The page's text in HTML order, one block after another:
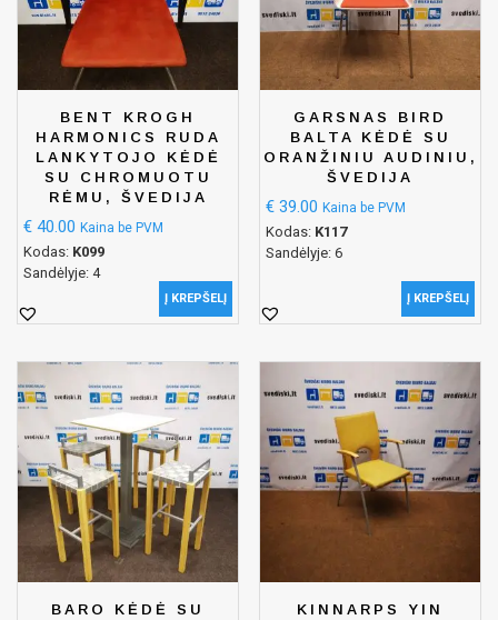
BENT KROGH
HARMONICS RUDA
LANKYTOJO KĖDĖ
SU CHROMUOTU
RĖMU, ŠVEDIJA
€ 40.00 Kaina be PVM
Kodas: K099
Sandėlyje: 4
Į KREPŠELĮ
GARSNAS BIRD
BALTA KĖDĖ SU
ORANŽINIU AUDINIU,
ŠVEDIJA
€ 39.00 Kaina be PVM
Kodas: K117
Sandėlyje: 6
Į KREPŠELĮ
BARO KĖDĖ SU
KINNARPS YIN